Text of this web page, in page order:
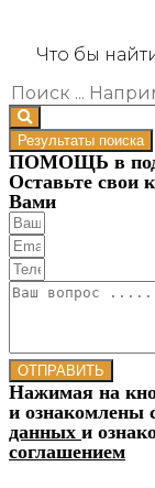
Что бы
Результаты поиска
ПОМОЩЬ в
Оставьте свои
Вами
ОТПРАВИТЬ
Нажимая на
и ознакомлены
данных и
соглашением